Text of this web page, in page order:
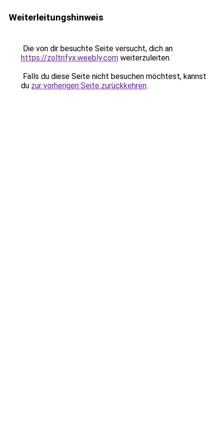
Weiterleitungshinweis
Die von dir besuchte Seite versucht, dich an
https://zoltrifyx.weebly.com weiterzuleiten.
Falls du diese Seite nicht besuchen möchtest, kannst
du zur vorherigen Seite zurückkehren.